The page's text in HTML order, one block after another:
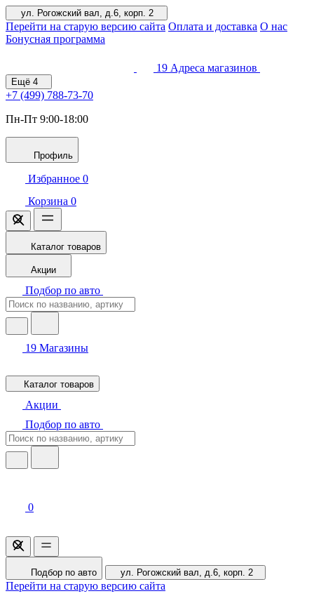
ул. Рогожский вал, д.6, корп. 2
Перейти на старую версию сайта Оплата и доставка О нас
Бонусная программа
19 Адреса магазинов
Ещё 4
+7 (499) 788-73-70
Пн-Пт 9:00-18:00
Профиль
Избранное 0
Корзина 0
Каталог товаров
Акции
Подбор по авто
19 Магазины
Каталог товаров
Акции
Подбор по авто
0
Подбор по авто ул. Рогожский вал, д.6, корп. 2
Перейти на старую версию сайта